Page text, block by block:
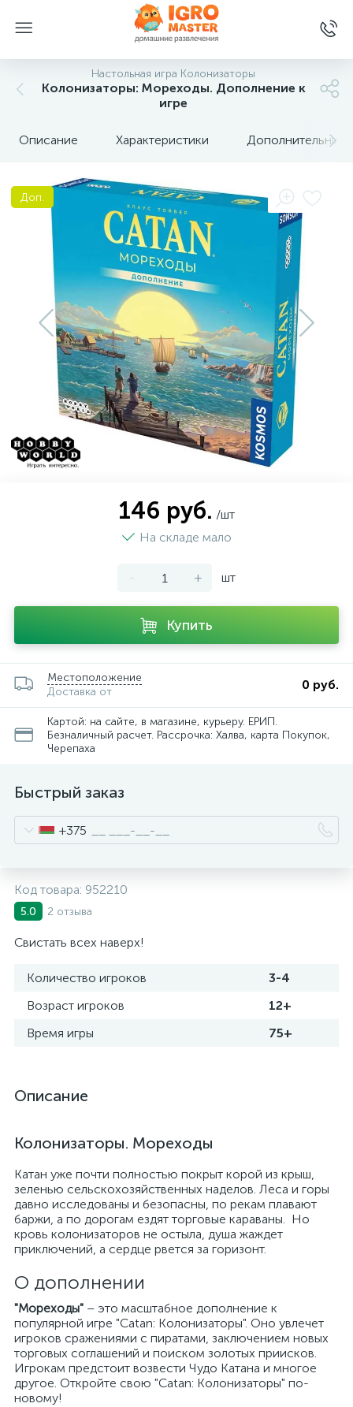
Настольная игра Колонизаторы
Колонизаторы: Мореходы. Дополнение к
игре
Описание Характеристики Дополнительные
Доп.
146 руб. /шт
На складе мало
- + шт
Купить
Местоположение
Доставка от
0 руб.
Картой: на сайте, в магазине, курьеру. ЕРИП.
Безналичный расчет. Рассрочка: Халва, карта Покупок,
Черепаха
Быстрый заказ
+375
Код товара: 952210
5.0 2 отзыва
Свистать всех наверх!
Количество игроков
3-4
Возраст игроков
12+
Время игры
75+
Описание
Колонизаторы. Мореходы
Катан уже почти полностью покрыт корой из крыш,
зеленью сельскохозяйственных наделов. Леса и горы
давно исследованы и безопасны, по рекам плавают
баржи, а по дорогам ездят торговые караваны. Но
кровь колонизаторов не остыла, душа жаждет
приключений, а сердце рвется за горизонт.
О дополнении
"Мореходы" – это масштабное дополнение к
популярной игре "Catan: Колонизаторы". Оно увлечет
игроков сражениями с пиратами, заключением новых
торговых соглашений и поиском золотых приисков.
Игрокам предстоит возвести Чудо Катана и многое
другое. Откройте свою "Catan: Колонизаторы" по-
новому!